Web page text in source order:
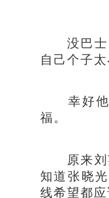
没巴士，
自己个子
幸好他的
福。
原来刘英
知道张晓
线希望都